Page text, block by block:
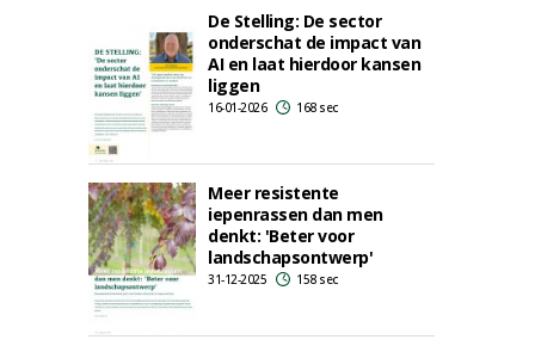
De Stelling: De sector
onderschat de impact van
AI en laat hierdoor kansen
liggen
16-01-2026 168 sec
Meer resistente
iepenrassen dan men
denkt: 'Beter voor
landschapsontwerp'
31-12-2025 158 sec